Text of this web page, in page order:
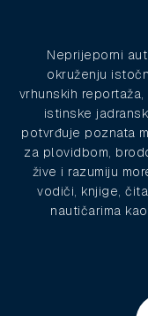
Neprijeporni
okruženju
vrhunskih
istinske
potvrđuje poznata
za plovidbom,
žive i razumiju
vodiči, knjige,
nautičarima